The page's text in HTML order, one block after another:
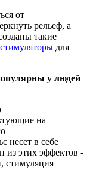
от
рельеф, а
такие
для
у людей
на
несет в себе
из этих эффектов -
стимуляция